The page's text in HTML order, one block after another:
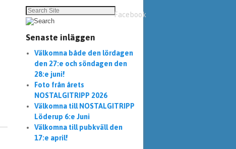
Senaste inläggen
Välkomna både den lördagen
den 27:e och söndagen den
28:e juni!
Foto från årets
NOSTALGITRIPP 2026
Välkomna till NOSTALGITRIPP
Löderup 6:e Juni
Välkomna till pubkväll den
17:e april!